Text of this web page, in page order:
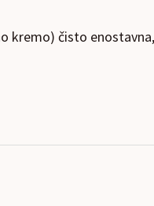
kremo) čisto